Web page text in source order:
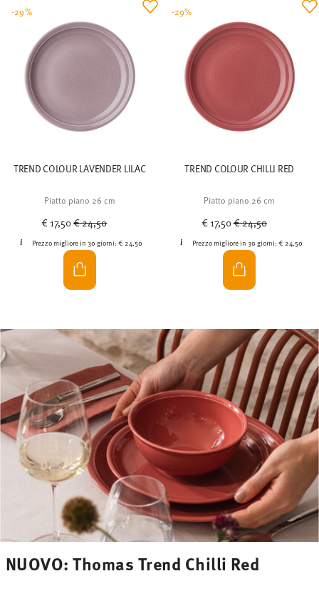
TREND COLOUR LAVENDER LILAC
Piatto piano 26 cm
€ 17,50Price reduced from
€ 24,50
Prezzo migliore in 30 giorni:€ 24,50
-29%
TREND COLOUR CHILLI RED
Piatto piano 26 cm
€ 17,50Price reduced from
€ 24,50
Prezzo migliore in 30 giorni: € 24,50
-29%
NUOVO: Thomas Trend Chilli Red